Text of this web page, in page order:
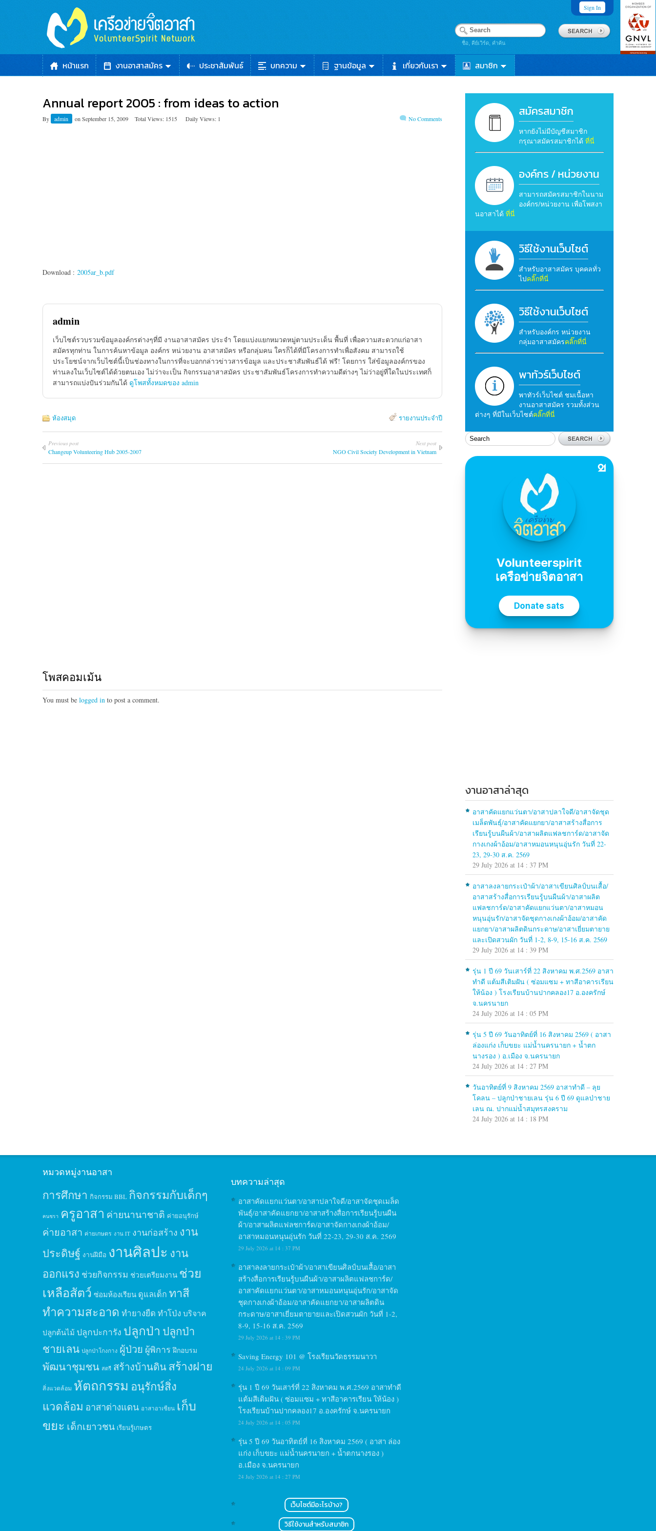
Sign In
ชื่อ, คีย์เวิร์ด, คำค้น
หน้าแรก งานอาสาสมัคร ประชาสัมพันธ์ บทความ ฐานข้อมูล เกี่ยวกับเรา สมาชิก
Annual report 2005 : from ideas to action
By admin on September 15, 2009 Total Views: 1515 Daily Views: 1 No Comments
Download : 2005ar_b.pdf
admin
เว็บไซต์รวบรวมข้อมูลองค์กรต่างๆที่มี งานอาสาสมัคร ประจำ โดยแบ่งแยกหมวดหมู่ตามประเด็น พื้นที่ เพื่อความสะดวกแก่อาสา
สมัครทุกท่าน ในการค้นหาข้อมูล องค์กร หน่วยงาน อาสาสมัคร หรือกลุ่มคน ใครก็ได้ที่มีโครงการทำเพื่อสังคม สามารถใช้
ประโยชน์จากเว็บไซต์นี้เป็นช่องทางในการที่จะบอกกล่าวข่าวสารข้อมูล และประชาสัมพันธ์ได้ ฟรี! โดยการ ใส่ข้อมูลองค์กรของ
ท่านลงในเว็บไซต์ได้ด้วยตนเอง ไม่ว่าจะเป็น กิจกรรมอาสาสมัคร ประชาสัมพันธ์โครงการทำความดีต่างๆ ไม่ว่าอยู่ที่ใดในประเทศก็
สามารถแบ่งปันร่วมกันได้ ดูโพสทั้งหมดของ admin
รายงานประจำปี
ห้องสมุด
Previous post
Changeup Volunteering Hub 2005-2007
Next post
NGO Civil Society Development in Vietnam
โพสคอมเม้น
You must be logged in to post a comment.
สมัครสมาชิก
หากยังไม่มีบัญชีสมาชิก
กรุณาสมัครสมาชิกได้ ที่นี่
องค์กร / หน่วยงาน
สามารถสมัครสมาชิกในนาม
องค์กร/หน่วยงาน เพื่อโพสงา
นอาสาได้ ที่นี่
วิธีใช้งานเว็บไซต์
สำหรับอาสาสมัคร บุคคลทั่ว
ไปคลิ๊กที่นี่
วิธีใช้งานเว็บไซต์
สำหรับองค์กร หน่วยงาน
กลุ่มอาสาสมัครคลิ๊กที่นี่
พาทัวร์เว็บไซต์
พาทัวร์เว็บไซต์ ชมเนื้อหา
งานอาสาสมัคร รวมทั้งส่วน
ต่างๆ ที่มีในเว็บไซต์คลิ๊กที่นี่
งานอาสาล่าสุด
อาสาคัดแยกแว่นตา/อาสาปลาใจดี/อาสาจัดชุด
เมล็ดพันธุ์/อาสาคัดแยกยา/อาสาสร้างสื่อการ
เรียนรู้บนผืนผ้า/อาสาผลิตแฟลชการ์ด/อาสาจัด
กางเกงผ้าอ้อม/อาสาหมอนหนุนอุ่นรัก วันที่ 22-
23, 29-30 ส.ค. 2569
29 July 2026 at 14 : 37 PM
อาสาลงลายกระเป๋าผ้า/อาสาเขียนศิลป์บนเสื้อ/
อาสาสร้างสื่อการเรียนรู้บนผืนผ้า/อาสาผลิต
แฟลชการ์ด/อาสาคัดแยกแว่นตา/อาสาหมอน
หนุนอุ่นรัก/อาสาจัดชุดกางเกงผ้าอ้อม/อาสาคัด
แยกยา/อาสาผลิตดินกระดาษ/อาสาเยี่ยมตายาย
และเปิดสวนผัก วันที่ 1-2, 8-9, 15-16 ส.ค. 2569
29 July 2026 at 14 : 39 PM
รุ่น 1 ปี 69 วันเสาร์ที่ 22 สิงหาคม พ.ศ.2569 อาสา
ทำดี แต้มสีเติมฝัน ( ซ่อมแซม + ทาสีอาคารเรียน
ให้น้อง ) โรงเรียนบ้านปากคลอง17 อ.องครักษ์
จ.นครนายก
24 July 2026 at 14 : 05 PM
รุ่น 5 ปี 69 วันอาทิตย์ที่ 16 สิงหาคม 2569 ( อาสา
ล่องแก่ง เก็บขยะ แม่น้ำนครนายก + น้ำตก
นางรอง ) อ.เมือง จ.นครนายก
24 July 2026 at 14 : 27 PM
วันอาทิตย์ที่ 9 สิงหาคม 2569 อาสาทำดี – ลุย
โคลน – ปลูกป่าชายเลน รุ่น 6 ปี 69 ดูแลป่าชาย
เลน ณ. ปากแม่น้ำสมุทรสงคราม
24 July 2026 at 14 : 18 PM
หมวดหมู่งานอาสา
การศึกษา กิจกรรม BBL กิจกรรมกับเด็กๆ
คนชรา ครูอาสา ค่ายนานาชาติ ค่ายอนุรักษ์
ค่ายอาสา ค่ายเกษตร งาน IT งานก่อสร้าง งาน
ประดิษฐ์ งานฝีมือ งานศิลปะ งาน
ออกแรง ช่วยกิจกรรม ช่วยเตรียมงาน ช่วย
เหลือสัตว์ ซ่อมห้องเรียน ดูแลเด็ก ทาสี
ทำความสะอาด ทำยางยืด ทำโป่ง บริจาค
ปลูกต้นไม้ ปลูกปะการัง ปลูกป่า ปลูกป่า
ชายเลน ปลูกป่าโกงกาง ผู้ป่วย ผู้พิการ ฝึกอบรม
พัฒนาชุมชน สตรี สร้างบ้านดินสร้างฝาย
สิ่งแวดล้อม หัตถกรรม อนุรักษ์สิ่ง
แวดล้อม อาสาต่างแดน อาสาอาเซียน เก็บ
ขยะ เด็กเยาวชน เรียนรู้เกษตร
บทความล่าสุด
อาสาคัดแยกแว่นตา/อาสาปลาใจดี/อาสาจัดชุดเมล็ด
พันธุ์/อาสาคัดแยกยา/อาสาสร้างสื่อการเรียนรู้บนผืน
ผ้า/อาสาผลิตแฟลชการ์ด/อาสาจัดกางเกงผ้าอ้อม/
อาสาหมอนหนุนอุ่นรัก วันที่ 22-23, 29-30 ส.ค. 2569
29 July 2026 at 14 : 37 PM
อาสาลงลายกระเป๋าผ้า/อาสาเขียนศิลป์บนเสื้อ/อาสา
สร้างสื่อการเรียนรู้บนผืนผ้า/อาสาผลิตแฟลชการ์ด/
อาสาคัดแยกแว่นตา/อาสาหมอนหนุนอุ่นรัก/อาสาจัด
ชุดกางเกงผ้าอ้อม/อาสาคัดแยกยา/อาสาผลิตดิน
กระดาษ/อาสาเยี่ยมตายายและเปิดสวนผัก วันที่ 1-2,
8-9, 15-16 ส.ค. 2569
29 July 2026 at 14 : 39 PM
Saving Energy 101 @ โรงเรียนวัดธรรมนาวา
24 July 2026 at 14 : 09 PM
รุ่น 1 ปี 69 วันเสาร์ที่ 22 สิงหาคม พ.ศ.2569 อาสาทำดี
แต้มสีเติมฝัน ( ซ่อมแซม + ทาสีอาคารเรียน ให้น้อง )
โรงเรียนบ้านปากคลอง17 อ.องครักษ์ จ.นครนายก
24 July 2026 at 14 : 05 PM
รุ่น 5 ปี 69 วันอาทิตย์ที่ 16 สิงหาคม 2569 ( อาสา ล่อง
แก่ง เก็บขยะ แม่น้ำนครนายก + น้ำตกนางรอง )
อ.เมือง จ.นครนายก
24 July 2026 at 14 : 27 PM
เว็บไซต์มีอะไรบ้าง?
วิธีใช้งานสำหรับสมาชิก